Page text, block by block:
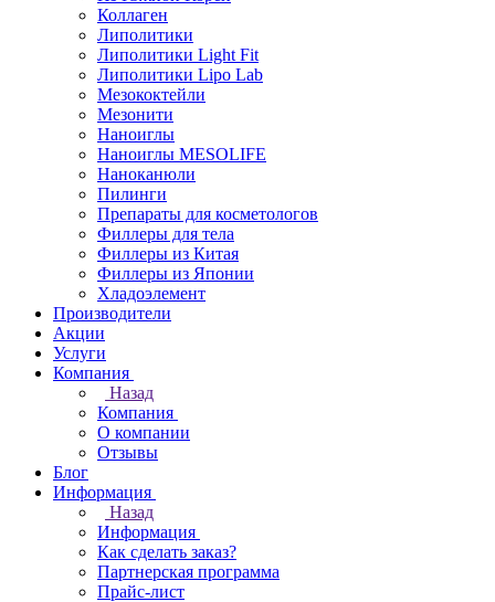
Коллаген
Липолитики
Липолитики Light Fit
Липолитики Lipo Lab
Мезококтейли
Мезонити
Наноиглы
Наноиглы MESOLIFE
Наноканюли
Пилинги
Препараты для косметологов
Филлеры для тела
Филлеры из Китая
Филлеры из Японии
Хладоэлемент
Производители
Акции
Услуги
Компания
Назад
Компания
О компании
Отзывы
Блог
Информация
Назад
Информация
Как сделать заказ?
Партнерская программа
Прайс-лист